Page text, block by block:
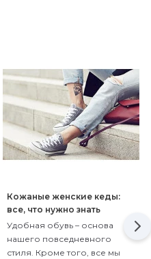
Кожаные женские кеды:
все, что нужно знать
Удобная обувь – основа
нашего повседневного
стиля. Кроме того, все мы